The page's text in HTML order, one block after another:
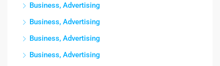
Business, Advertising
Business, Advertising
Business, Advertising
Business, Advertising